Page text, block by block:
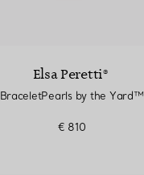
Elsa Peretti®
BraceletPearls by the Yard™
€ 810